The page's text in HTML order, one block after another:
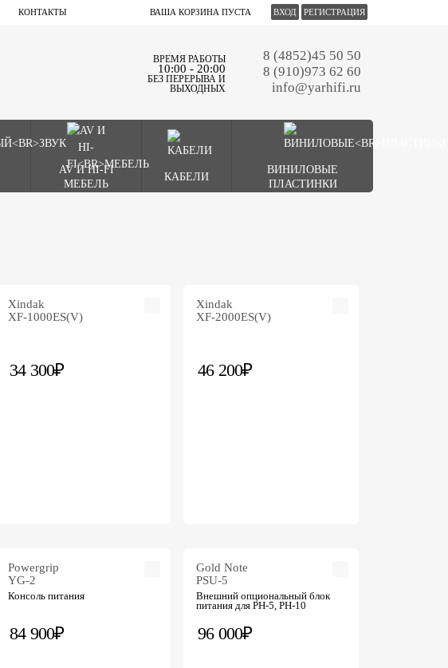
КОНТАКТЫ ВХОД РЕГИСТРАЦИЯ
ВАША КОРЗИНА ПУСТА
ВРЕМЯ РАБОТЫ
10:00 - 20:00
БЕЗ ПЕРЕРЫВА И
ВЫХОДНЫХ
8 (4852)45 50 50
8 (910)973 62 60
info@yarhifi.ru
AV И HI-FI
МЕБЕЛЬ
КАБЕЛИ
ВИНИЛОВЫЕ
ПЛАСТИНКИ
Xindak
XF-1000ES(V)
34 300₽
Xindak
XF-2000ES(V)
46 200₽
Powergrip
YG-2
Консоль питания
84 900₽
Gold Note
PSU-5
Внешний опциональный блок
питания для PH-5, PH-10
96 000₽